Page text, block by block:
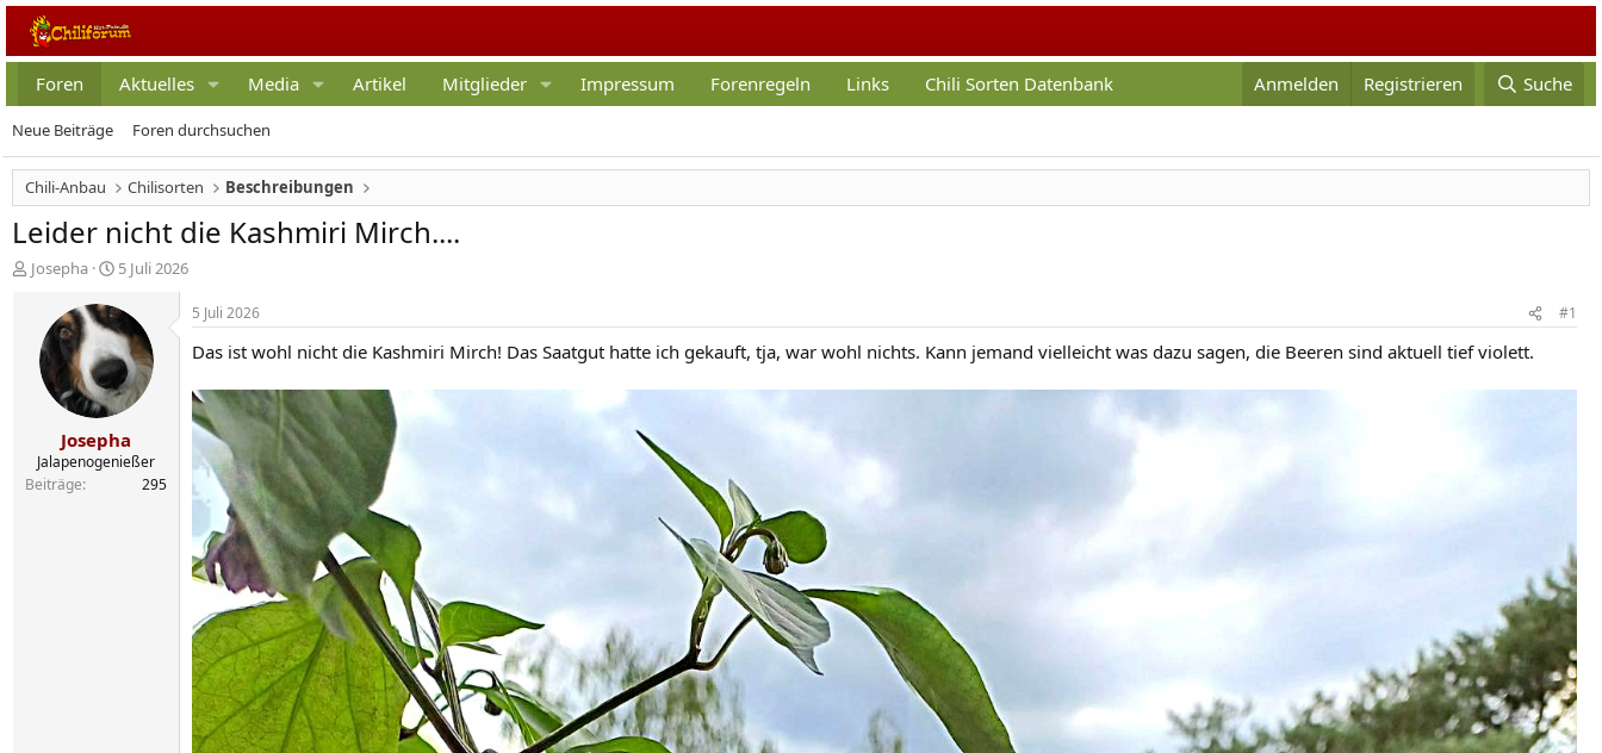
Foren Aktuelles Media Artikel Mitglieder Impressum Forenregeln Links Chili Sorten Datenbank Anmelden Registrieren Suche
Neue Beiträge Foren durchsuchen
Chili-Anbau Chilisorten Beschreibungen
Leider nicht die Kashmiri Mirch....
E
Josepha
E
s
t
e
l
l
t
a
m
5 Juli 2026
Josepha
Jalapenogenießer
Beiträge
295
5 Juli 2026 #1
Das ist wohl nicht die Kashmiri Mirch! Das Saatgut hatte ich gekauft, tja, war wohl nichts. Kann jemand vielleicht was dazu sagen, die Beeren sind aktuell tief violett.